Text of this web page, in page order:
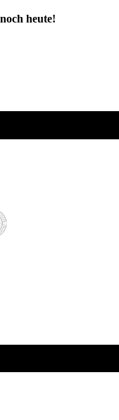
heute!